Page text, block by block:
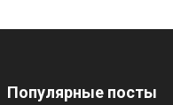
Популярные посты